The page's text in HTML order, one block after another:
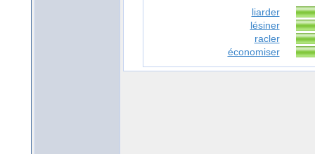
liarder
lésiner
racler
économiser